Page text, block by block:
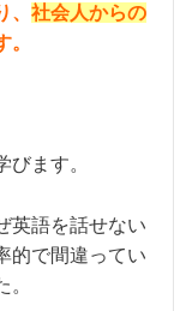
社会人からの
。
ます。
英語を話せない
的で間違ってい